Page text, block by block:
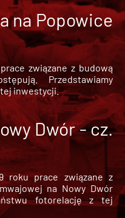
na Popowice
związane z budową
Przedstawiamy
inwestycji.
Dwór - cz.
roku prace związane z
na Nowy Dwór
fotorelację z tej